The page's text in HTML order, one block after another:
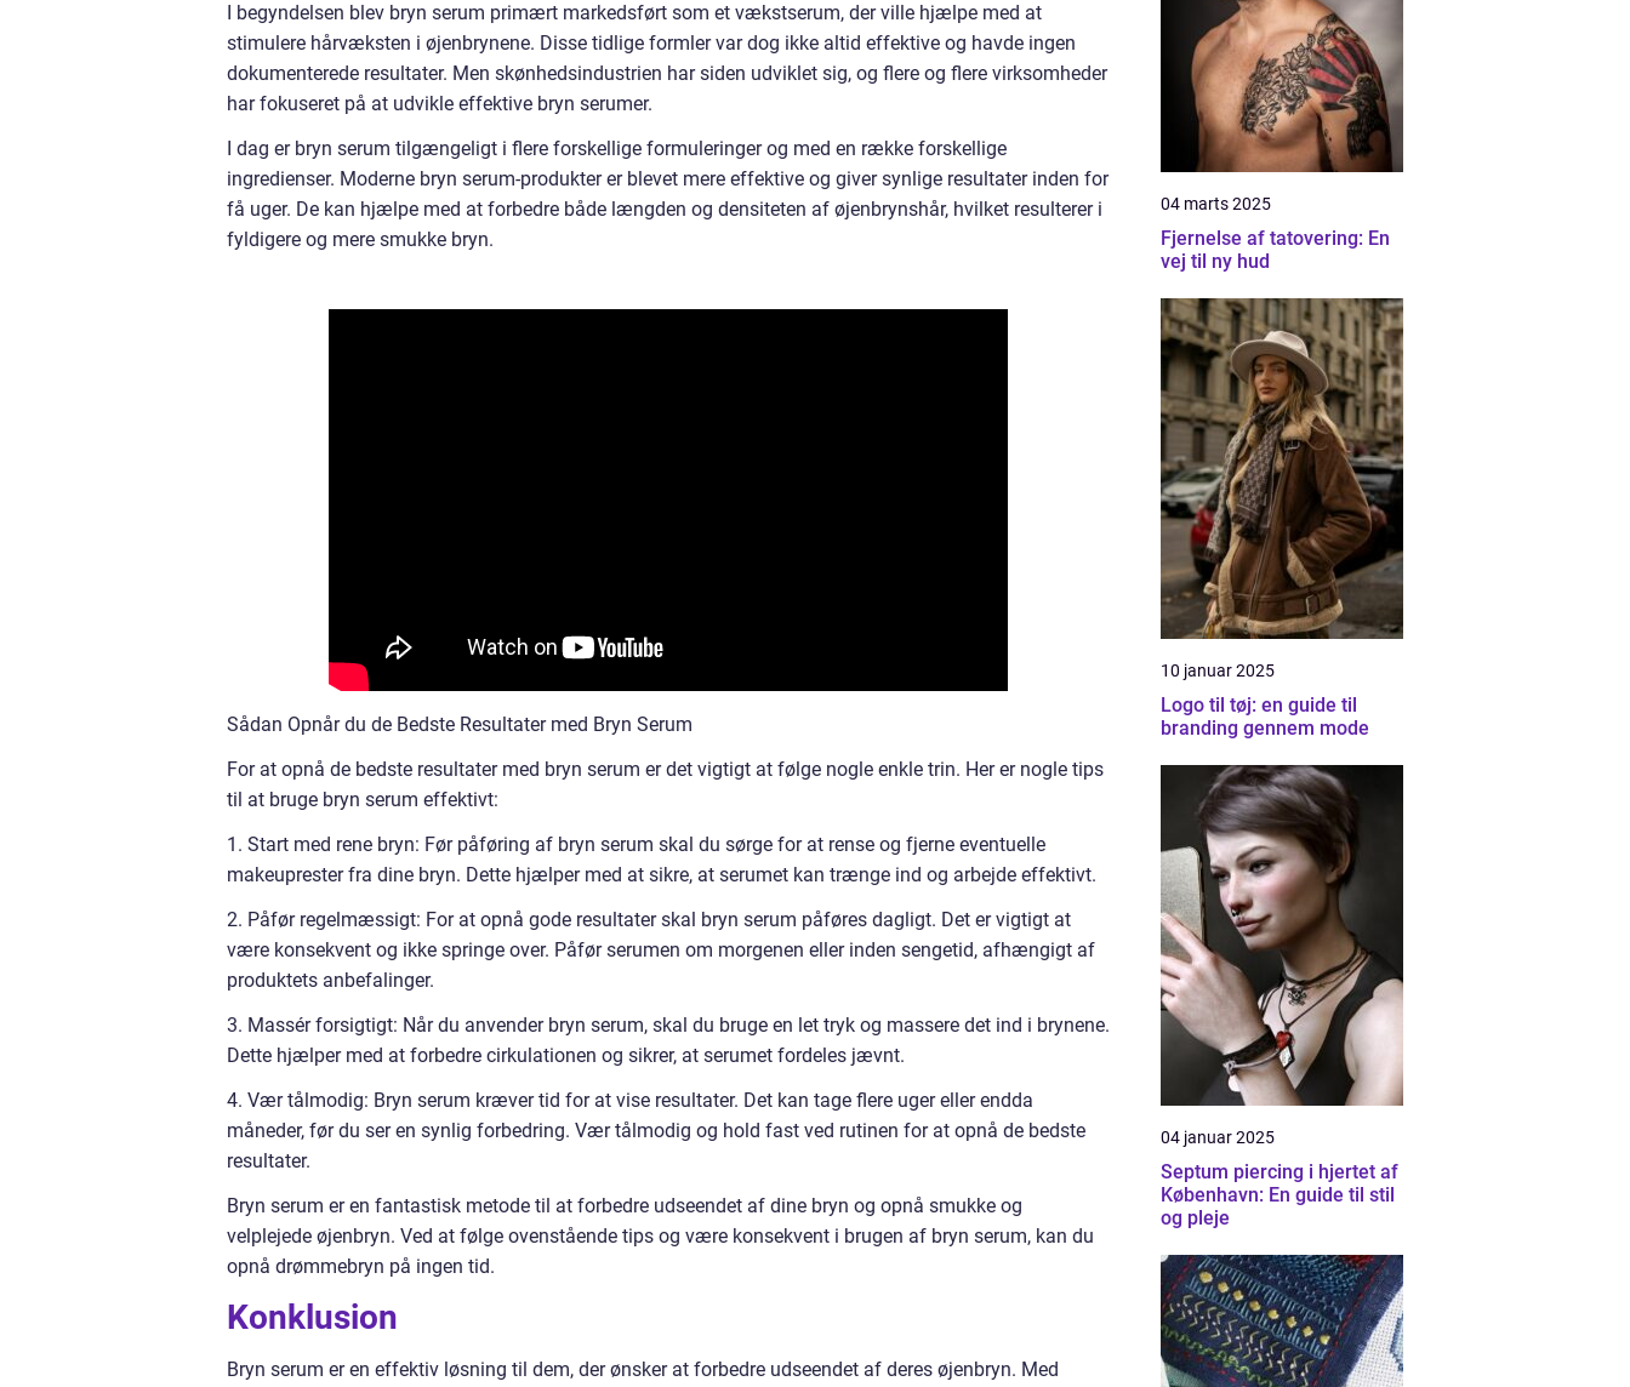
I begyndelsen blev bryn serum primært markedsført som et vækstserum, der ville hjælpe med at
stimulere hårvæksten i øjenbrynene. Disse tidlige formler var dog ikke altid effektive og havde ingen
dokumenterede resultater. Men skønhedsindustrien har siden udviklet sig, og flere og flere virksomheder
har fokuseret på at udvikle effektive bryn serumer.
I dag er bryn serum tilgængeligt i flere forskellige formuleringer og med en række forskellige
ingredienser. Moderne bryn serum-produkter er blevet mere effektive og giver synlige resultater inden for
få uger. De kan hjælpe med at forbedre både længden og densiteten af øjenbrynshår, hvilket resulterer i
fyldigere og mere smukke bryn.
Sådan Opnår du de Bedste Resultater med Bryn Serum
For at opnå de bedste resultater med bryn serum er det vigtigt at følge nogle enkle trin. Her er nogle tips
til at bruge bryn serum effektivt:
1. Start med rene bryn: Før påføring af bryn serum skal du sørge for at rense og fjerne eventuelle
makeuprester fra dine bryn. Dette hjælper med at sikre, at serumet kan trænge ind og arbejde effektivt.
2. Påfør regelmæssigt: For at opnå gode resultater skal bryn serum påføres dagligt. Det er vigtigt at
være konsekvent og ikke springe over. Påfør serumen om morgenen eller inden sengetid, afhængigt af
produktets anbefalinger.
3. Massér forsigtigt: Når du anvender bryn serum, skal du bruge en let tryk og massere det ind i brynene.
Dette hjælper med at forbedre cirkulationen og sikrer, at serumet fordeles jævnt.
4. Vær tålmodig: Bryn serum kræver tid for at vise resultater. Det kan tage flere uger eller endda
måneder, før du ser en synlig forbedring. Vær tålmodig og hold fast ved rutinen for at opnå de bedste
resultater.
Bryn serum er en fantastisk metode til at forbedre udseendet af dine bryn og opnå smukke og
velplejede øjenbryn. Ved at følge ovenstående tips og være konsekvent i brugen af bryn serum, kan du
opnå drømmebryn på ingen tid.
Konklusion
Bryn serum er en effektiv løsning til dem, der ønsker at forbedre udseendet af deres øjenbryn. Med
04 marts 2025
Fjernelse af tatovering: En
vej til ny hud
10 januar 2025
Logo til tøj: en guide til
branding gennem mode
04 januar 2025
Septum piercing i hjertet af
København: En guide til stil
og pleje